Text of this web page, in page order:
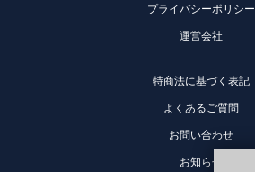
プライバシーポリシー
運営会社
特商法に基づく表記
よくあるご質問
お問い合わせ
お知らせ